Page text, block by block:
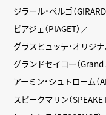
ジラール・ペルゴ（
ピアジェ（PIAGET）
グラスヒュッテ・オリジナ
グランドセイコー（Grand
アーミン・シュトローム（
スピークマリン（SPEAKE